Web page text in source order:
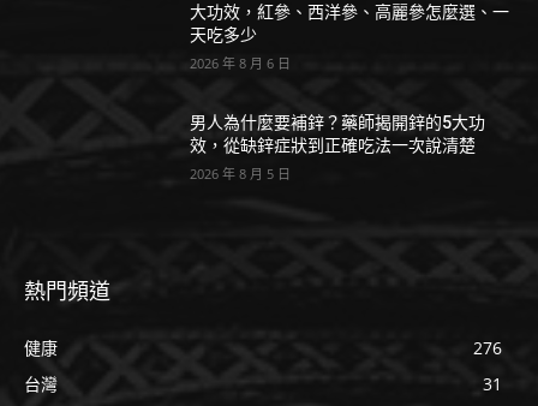
大功效，紅參、西洋參、高麗參怎麼選、一
天吃多少
2026 年 8 月 6 日
男人為什麼要補鋅？藥師揭開鋅的5大功
效，從缺鋅症狀到正確吃法一次說清楚
2026 年 8 月 5 日
熱門頻道
健康
276
台灣
31